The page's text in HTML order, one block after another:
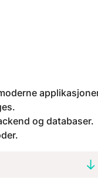
og databaser.